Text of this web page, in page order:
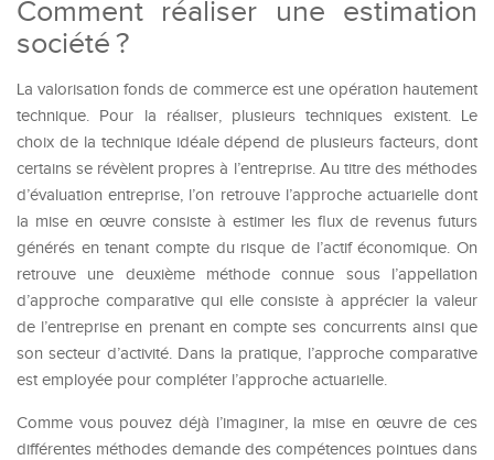
Comment réaliser une estimation
société ?
La valorisation fonds de commerce est une opération hautement
technique. Pour la réaliser, plusieurs techniques existent. Le
choix de la technique idéale dépend de plusieurs facteurs, dont
certains se révèlent propres à l’entreprise. Au titre des méthodes
d’évaluation entreprise, l’on retrouve l’approche actuarielle dont
la mise en œuvre consiste à estimer les flux de revenus futurs
générés en tenant compte du risque de l’actif économique. On
retrouve une deuxième méthode connue sous l’appellation
d’approche comparative qui elle consiste à apprécier la valeur
de l’entreprise en prenant en compte ses concurrents ainsi que
son secteur d’activité. Dans la pratique, l’approche comparative
est employée pour compléter l’approche actuarielle.
Comme vous pouvez déjà l’imaginer, la mise en œuvre de ces
différentes méthodes demande des compétences pointues dans